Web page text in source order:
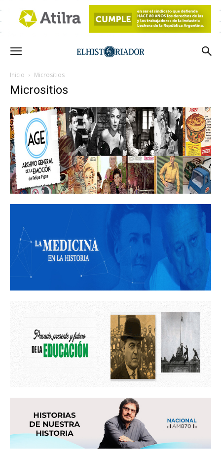
Inicio Micrositios
Micrositios